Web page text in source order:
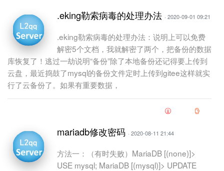
.eking勒索病毒的处理办法 · 2020-09-01 09:21
.eking勒索病毒的处理办法：说明上可以免费
解密5个文档，我就解密了两个，把备份的数据
库恢复了！逃过一劫说明“备份”除了本地备份还记得要上传到
云盘，最近捣鼓了mysql的备份文件定时上传到gitee这样就实
行了云备份了。如果有重要数据，
mariadb修改密码 · 2020-08-11 21:44
方法一：（有时失败）MariaDB [(none)]>
USE mysql; MariaDB [(mysql)]> UPDATE